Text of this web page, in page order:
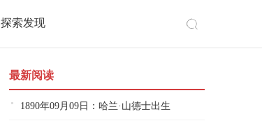
探索发现
最新阅读
1890年09月09日：哈兰·山德士出生